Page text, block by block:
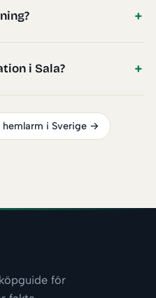
i Sala?
hemlarm i Sverige →
för